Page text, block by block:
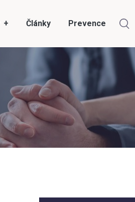
Články Prevence